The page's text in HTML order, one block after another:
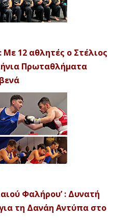
12 αθλητές ο Στέλιος
Πρωταθλήματα
Φαλήρου’ : Δυνατή
τη Δανάη Αντύπα στο